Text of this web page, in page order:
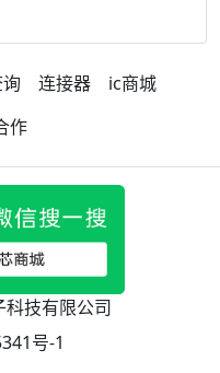
连接器
ic商城
作
技有限公司
号-1